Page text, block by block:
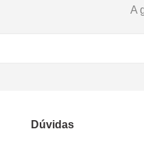
A
Dúvidas